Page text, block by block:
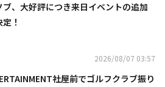
ブ、大好評につき来日イベントの追加
！
2026/08/07 03:57
社屋前でゴルフクラブ振り